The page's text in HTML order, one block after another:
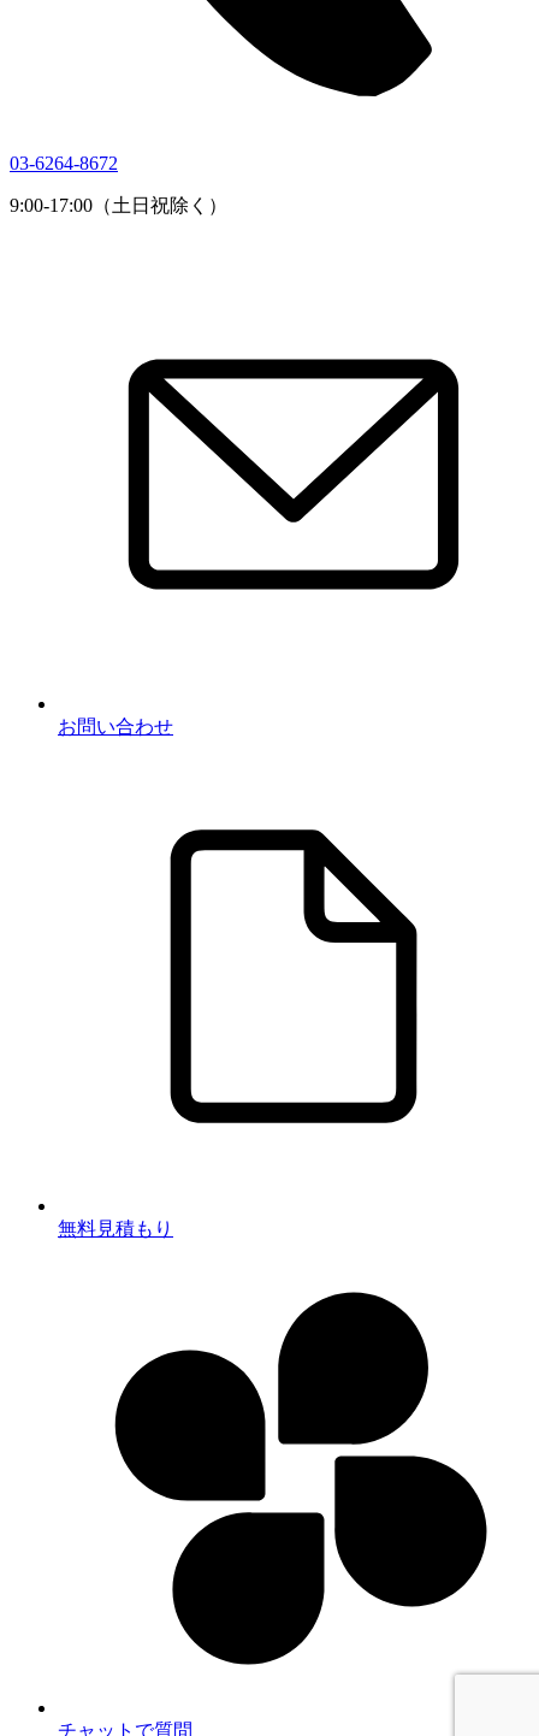
03-6264-8672
9:00-17:00（土日祝除く）
お問い合わせ
無料見積もり
チャットで質問